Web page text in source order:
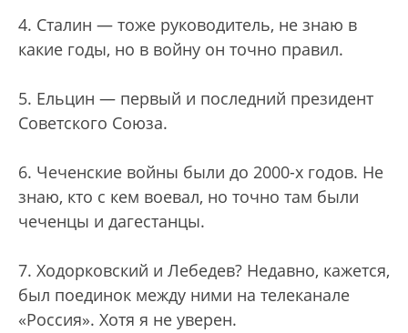
4. Сталин — тоже руководитель, не знаю в
какие годы, но в войну он точно правил.
5. Ельцин — первый и последний президент
Советского Союза.
6. Чеченские войны были до 2000-х годов. Не
знаю, кто с кем воевал, но точно там были
чеченцы и дагестанцы.
7. Ходорковский и Лебедев? Недавно, кажется,
был поединок между ними на телеканале
«Россия». Хотя я не уверен.